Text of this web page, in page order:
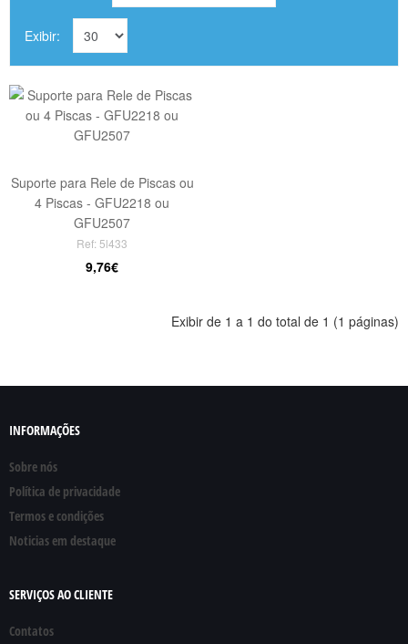
Exibir:
Suporte para Rele de Piscas ou
4 Piscas - GFU2218 ou
GFU2507
Ref: 5l433
9,76€
Exibir de 1 a 1 do total de 1 (1 páginas)
INFORMAÇÕES
Sobre nós
Política de privacidade
Termos e condições
Noticias em destaque
SERVIÇOS AO CLIENTE
Contatos